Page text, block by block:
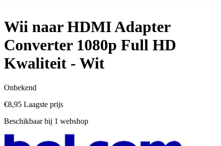
Wii naar HDMI Adapter
Converter 1080p Full HD
Kwaliteit - Wit
Onbekend
€8,95 Laagste prijs
Beschikbaar bij 1 webshop